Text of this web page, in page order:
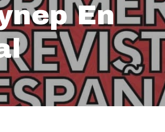
En